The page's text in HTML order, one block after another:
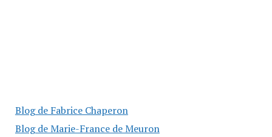
Blog de Fabrice Chaperon
Blog de Marie-France de Meuron